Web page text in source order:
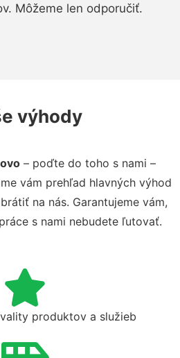
Môžeme len odporučiť.
výhody
– poďte do toho s nami –
vám prehľad hlavných výhod
na nás. Garantujeme vám,
s nami nebudete ľutovať.
produktov a služieb